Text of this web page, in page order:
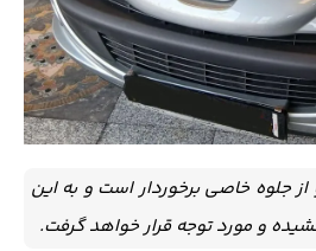
از جلوه خاصی برخوردار است و به این
و مورد توجه قرار خواهد گرفت.